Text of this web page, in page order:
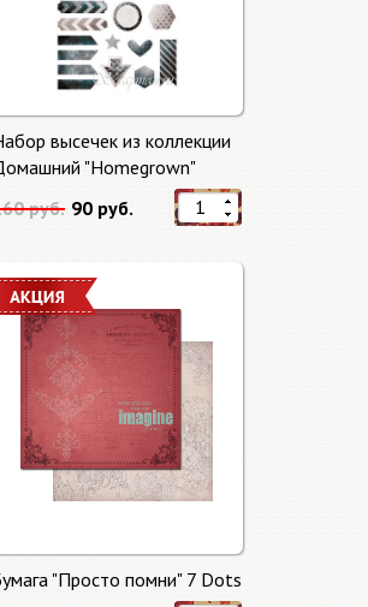
высечек из коллекции
"Homegrown"
руб. 90 руб.
"Просто помни" 7 Dots